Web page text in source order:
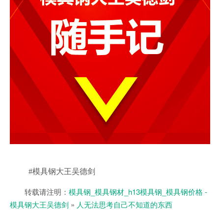
#模具钢大王吴德剑
转载请注明： 模具钢_模具钢材_h13模具钢_模具钢价格 -
模具钢大王吴德剑 » 人无法思考自己不知道的东西